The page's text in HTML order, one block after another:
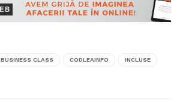
BUSINESS CLASS CODLEAINFO INCLUSE